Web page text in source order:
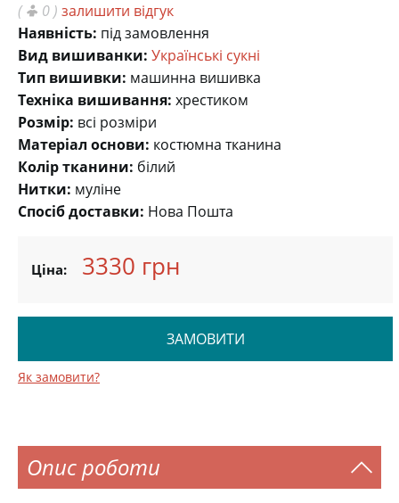
(
0 ) залишити відгук
Наявність: під замовлення
Вид вишиванки: Українські сукні
Тип вишивки: машинна вишивка
Техніка вишивання: хрестиком
Розмір: всі розміри
Матеріал основи: костюмна тканина
Колір тканини: білий
Нитки: муліне
Спосіб доставки: Нова Пошта
Ціна: 3330 грн
ЗАМОВИТИ
Як замовити?
Опис роботи